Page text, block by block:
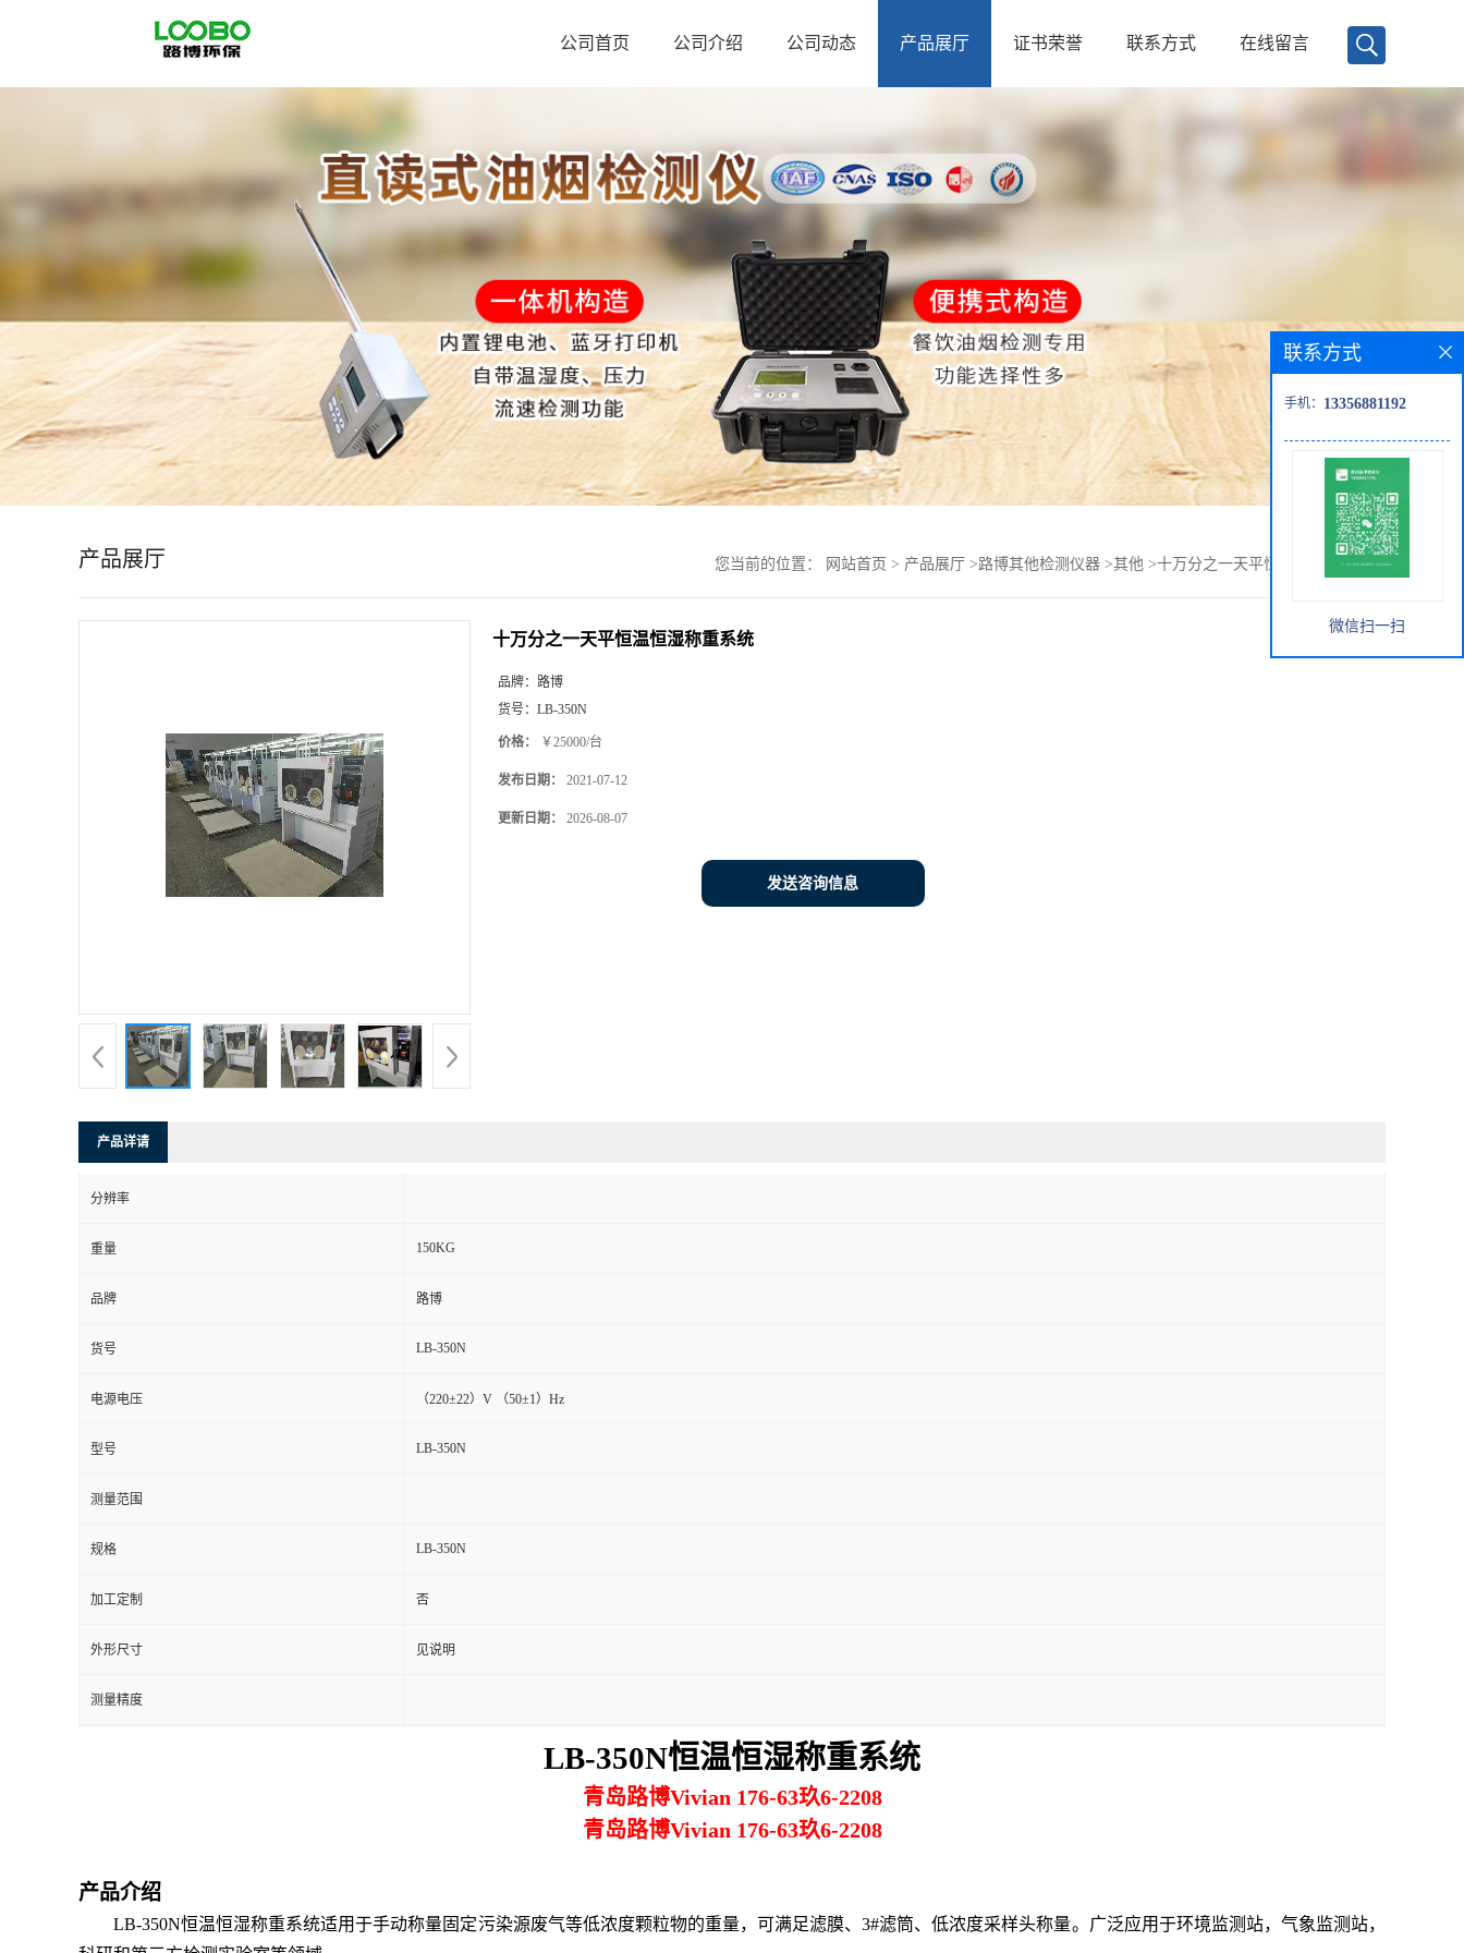
首
介
公司首页 公司介绍 公司动态 产品展厅 证书荣誉 联系方式 在线留言
产品展厅 您当前的位置： 网站首页 > 产品展厅 >路博其他检测仪器 >其他 >十万分之一天平恒温恒湿称重系统
十万分之一天平恒温恒湿称重系统
品牌： 路博
货号： LB-350N
价格： ￥25000/台
发布日期： 2021-07-12
更新日期： 2026-08-07
发送咨询信息
产品详请
分辨率
重量 150KG
品牌 路博
货号 LB-350N
电源电压 （220±22）V （50±1）Hz
型号 LB-350N
测量范围
规格 LB-350N
加工定制 否
外形尺寸 见说明
测量精度
LB-350N恒温恒湿称重系统
青岛路博Vivian 176-63玖6-2208
青岛路博Vivian 176-63玖6-2208
产品介绍
LB-350N恒温恒湿称重系统适用于手动称量固定污染源废气等低浓度颗粒物的重量，可满足滤膜、3#滤筒、低浓度采样头称量。广泛应用于环境监测站，气象监测站，
联系方式
手机： 13356881192
微信扫一扫